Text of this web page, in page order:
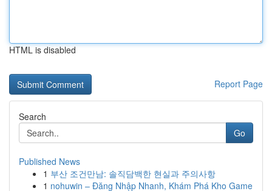
HTML is disabled
Report Page
Search
Go
Published News
1 부산 조건만남: 솔직담백한 현실과 주의사항
1 nohuwin – Đăng Nhập Nhanh, Khám Phá Kho Game